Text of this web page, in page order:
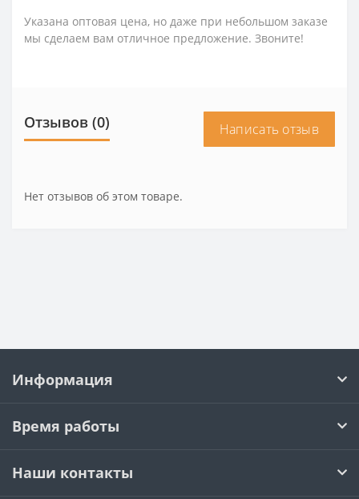
Указана оптовая цена, но даже при небольшом заказе
мы сделаем вам отличное предложение. Звоните!
Отзывов (0) Написать отзыв
Нет отзывов об этом товаре.
Информация
Время работы
Наши контакты